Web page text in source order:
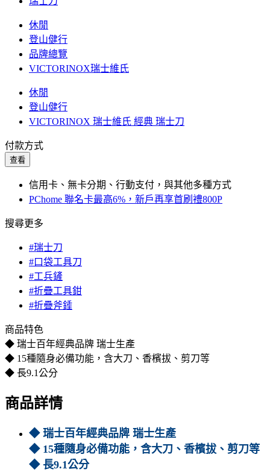
休閒
登山健行
品牌總覽
VICTORINOX瑞士維氏
休閒
登山健行
VICTORINOX 瑞士維氏 經典 瑞士刀
付款方式
查看
信用卡、無卡分期、行動支付，與其他多種方式
PChome 聯名卡最高6%，新戶再享首刷禮800P
搜尋更多
#瑞士刀
#口袋工具刀
#工兵鏟
#折疊工具鉗
#折疊斧錘
商品特色
◆ 瑞士百年經典品牌 瑞士生產
◆ 15種隨身必備功能，含大刀、香檳拔、剪刀等
◆ 長9.1公分
商品詳情
◆ 瑞士百年經典品牌 瑞士生產
◆ 15種隨身必備功能，含大刀、香檳拔、剪刀等
◆ 長9.1公分